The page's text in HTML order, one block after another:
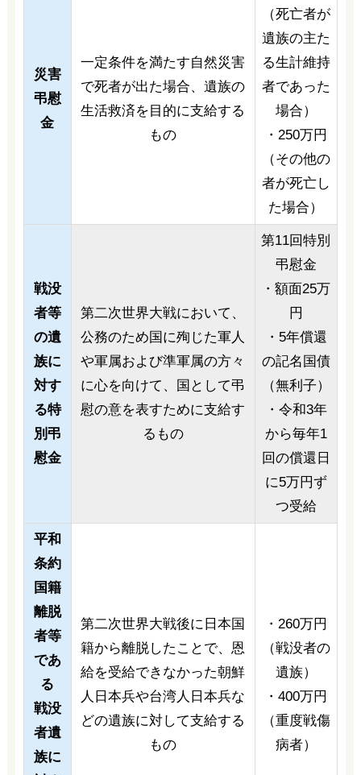
災害
弔慰
金
一定条件を満たす自然災害
で死者が出た場合、遺族の
生活救済を目的に支給する
もの
（死亡者が
遺族の主た
る生計維持
者であった
場合）
・250万円
（その他の
者が死亡し
た場合）
戦没
者等
の遺
族に
対す
る特
別弔
慰金
第二次世界大戦において、
公務のため国に殉じた軍人
や軍属および準軍属の方々
に心を向けて、国として弔
慰の意を表すために支給す
るもの
第11回特別
弔慰金
・額面25万
円
・5年償還
の記名国債
（無利子）
・令和3年
から毎年1
回の償還日
に5万円ず
つ受給
平和
条約
国籍
離脱
者等
であ
る
戦没
者遺
族に
第二次世界大戦後に日本国
籍から離脱したことで、恩
給を受給できなかった朝鮮
人日本兵や台湾人日本兵な
どの遺族に対して支給する
もの
・260万円
（戦没者の
遺族）
・400万円
（重度戦傷
病者）